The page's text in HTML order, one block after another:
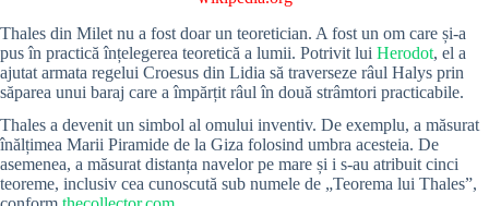
Thales din Milet nu a fost doar un teoretician. A fost un om care și-a
pus în practică înțelegerea teoretică a lumii. Potrivit lui Herodot, el a
ajutat armata regelui Croesus din Lidia să traverseze râul Halys prin
săparea unui baraj care a împărțit râul în două strâmtori practicabile.
Thales a devenit un simbol al omului inventiv. De exemplu, a măsurat
înălțimea Marii Piramide de la Giza folosind umbra acesteia. De
asemenea, a măsurat distanța navelor pe mare și i s-au atribuit cinci
teoreme, inclusiv cea cunoscută sub numele de „Teorema lui Thales”,